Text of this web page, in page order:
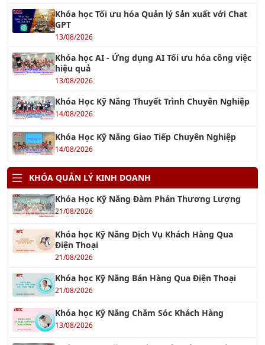
Khóa học AI - Ứng dụng AI Tối ưu hóa công việc
hiệu quả
Khóa Học Kỹ Năng Thuyết Trình Chuyên Nghiệp
14/08/2026
Khóa Học Kỹ Năng Giao Tiếp Chuyên Nghiệp
14/08/2026
KHÓA QUẢN LÝ KINH DOANH
Khóa Học Kỹ Năng Đàm Phán Thương Lượng
21/08/2026
Khóa học Kỹ Năng Dịch Vụ Khách Hàng Qua
Điện Thoại
Khóa học Kỹ Năng Bán Hàng Qua Điện Thoại
21/08/2026
Khóa học Kỹ Năng Chăm Sóc Khách Hàng
13/08/2026
Khóa học Kỹ năng Huấn Luyện Đội Ngũ Bán
Hàng